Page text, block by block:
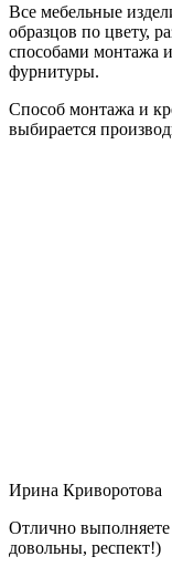
Все мебельные
образцов по цвету,
способами монтажа
фурнитуры.
Способ монтажа и
выбирается
Ирина Криворотова
Отлично выполняете
довольны, респект!)